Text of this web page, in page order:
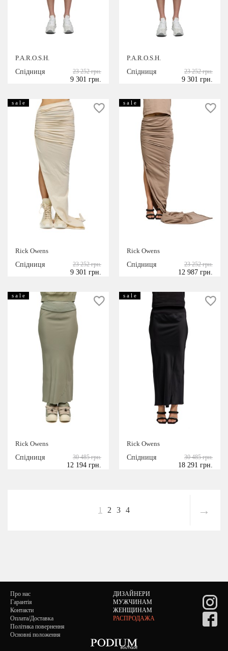
P.A.R.O.S.H.
Спідниця
23 252 грн.
9 301 грн.
P.A.R.O.S.H.
Спідниця
23 252 грн.
9 301 грн.
s a l e
Rick Owens
Спідниця
23 252 грн.
9 301 грн.
s a l e
Rick Owens
Спідниця
23 252 грн.
12 987 грн.
s a l e
Rick Owens
Спідниця
30 485 грн.
12 194 грн.
s a l e
Rick Owens
Спідниця
30 485 грн.
18 291 грн.
1 2 3 4 →
Про нас
Гарантія
Контакти
Оплата/Доставка
Політика повернення
Основні положення
ДИЗАЙНЕРИ
МУЖЧИНАМ
ЖЕНЩИНАМ
РАСПРОДАЖА